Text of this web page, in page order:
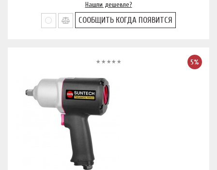
Нашли дешевле?
СООБЩИТЬ КОГДА ПОЯВИТСЯ
5%